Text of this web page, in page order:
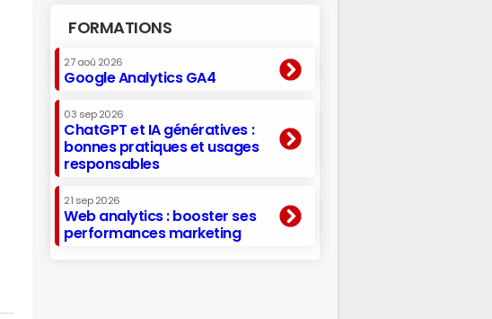
FORMATIONS
27 aoû 2026
Google Analytics GA4
03 sep 2026
ChatGPT et IA génératives :
bonnes pratiques et usages
responsables
21 sep 2026
Web analytics : booster ses
performances marketing